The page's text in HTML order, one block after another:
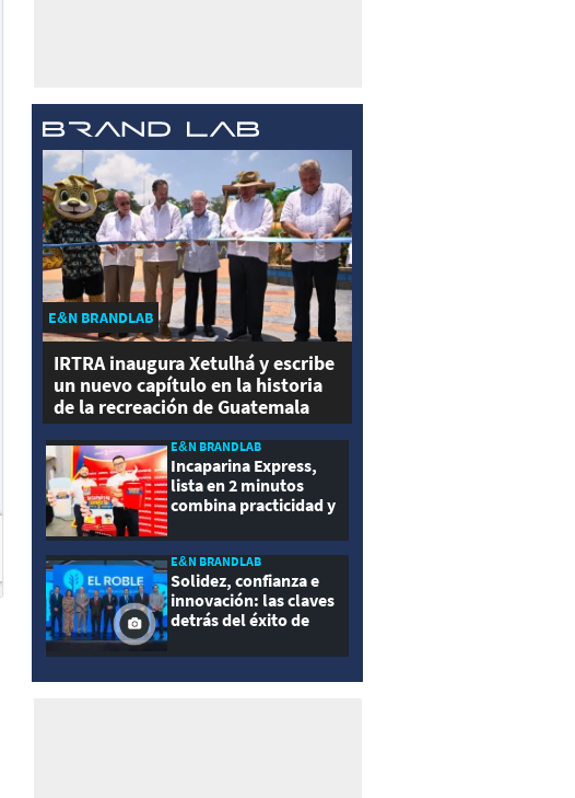
E&N BRANDLAB
IRTRA inaugura Xetulhá y escribe
un nuevo capítulo en la historia
de la recreación de Guatemala
E&N BRANDLAB
Incaparina Express,
lista en 2 minutos
combina practicidad y
E&N BRANDLAB
Solidez, confianza e
innovación: las claves
detrás del éxito de